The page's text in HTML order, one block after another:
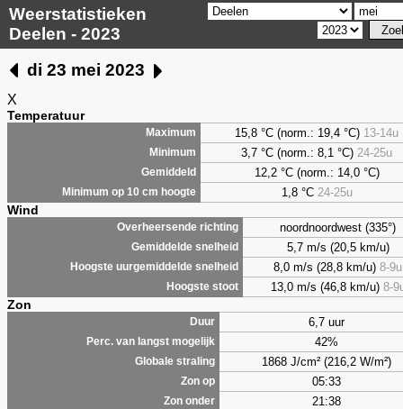
Weerstatistieken
Deelen - 2023
di 23 mei 2023
X
Temperatuur
Maximum 15,8 °C (norm.: 19,4 °C) 13-14u
Minimum 3,7 °C (norm.: 8,1 °C) 24-25u
Gemiddeld 12,2 °C (norm.: 14,0 °C)
Minimum op 10 cm hoogte 1,8°C 24-25u
Wind
Overheersende richting noordnoordwest (335°)
Gemiddelde snelheid 5,7 m/s (20,5 km/u)
Hoogste uurgemiddelde snelheid 8,0 m/s (28,8 km/u) 8-9u
Hoogste stoot 13,0 m/s (46,8 km/u) 8-
Zon
Duur 6,7 uur
Perc. van langst mogelijk 42%
Globale straling 1868 J/cm² (216,2 W/m²)
Zon op 05:33
Zon onder 21:38